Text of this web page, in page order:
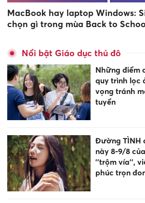
MacBook hay laptop Windows:
chọn gì trong mùa Back to
Nổi bật Giáo dục thủ đô
Những điểm
quy trình lọc
vọng tránh
tuyển
Đường TÌNH
này 8-9/8
''trộm vía'',
phúc trọn